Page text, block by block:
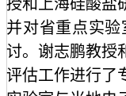
授和上海硅酸盐
并对省重点实
讨。谢志鹏教授
评估工作进行了